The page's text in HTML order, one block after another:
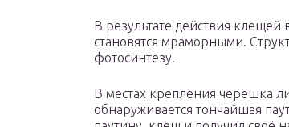
В результате действия
становятся мраморными.
фотосинтезу.
В местах крепления черешка
обнаруживается тончайшая